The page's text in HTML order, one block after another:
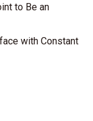
to Be an
with Constant